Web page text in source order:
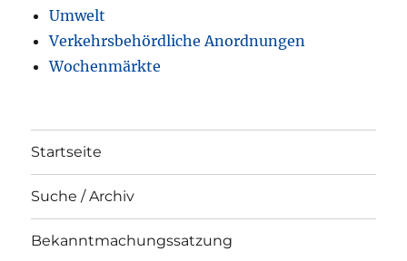
Umwelt
Verkehrsbehördliche Anordnungen
Wochenmärkte
Startseite
Suche / Archiv
Bekanntmachungssatzung